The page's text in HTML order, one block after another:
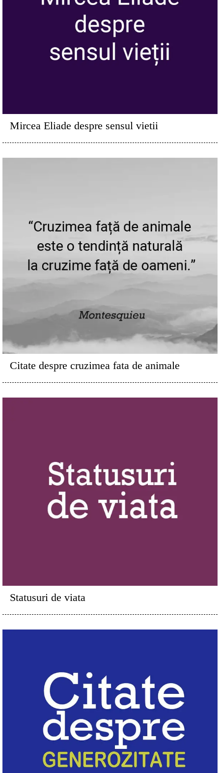
Mircea Eliade despre sensul vietii
Citate despre cruzimea fata de animale
Statusuri de viata